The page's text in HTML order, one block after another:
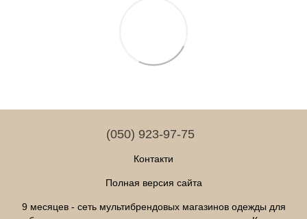
(050) 923-97-75
Контакти
Полная версия сайта
9 месяцев - сеть мультибрендовых магазинов одежды для